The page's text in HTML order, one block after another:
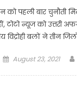
पहली बार चुनौती
न्यूज को उत्तरी
विद्रोही बलों ने तीन
Posted
August 23, 2021